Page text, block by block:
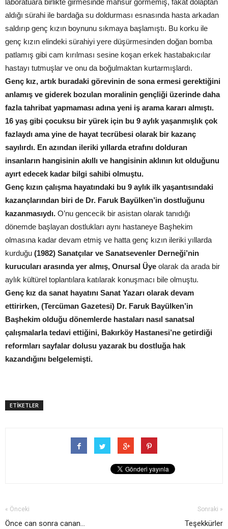
laboratuara birlikte girmesinde mahsur görmemiş, fakat dolaptan
aldığı sürahi ile bardağa su doldurması esnasında hasta arkadan
saldırıp genç kızın boynunu sıkmaya başlamıştı. Bu korku ile
genç kızın elindeki sürahiyi yere düşürmesinden doğan bomba
patlamış gibi cam kırılması sesine koşan erkek hastabakıcılar
hastayı tutmuşlar ve onu da boğulmaktan kurtarmışlardı.
Genç kız, artık buradaki görevinin de sona ermesi gerektiğini
anlamış ve giderek bozulan moralinin gençliği üzerinde daha
fazla tahribat yapmaması adına yeni iş arama kararı almıştı.
16 yaş gibi çocuksu bir yürek için bu 9 aylık yaşanmışlık çok
fazlaydı ama yine de hayat tecrübesi olarak bir kazanç
sayılırdı. En azından ileriki yıllarda etrafını dolduran
insanların hangisinin akıllı ve hangisinin aklının kıt olduğunu
ayırt edecek kadar bilgi sahibi olmuştu.
Genç kızın çalışma hayatındaki bu 9 aylık ilk yaşantısındaki
kazançlarından biri de Dr. Faruk Bayülken’in dostluğunu
kazanmasıydı. O’nu gencecik bir asistan olarak tanıdığı
dönemde başlayan dostlukları aynı hastaneye Başhekim
olmasına kadar devam etmiş ve hatta genç kızın ileriki yıllarda
kurduğu (1982) Sanatçılar ve Sanatsevenler Derneği’nin
kurucuları arasında yer almış, Onursal Üye olarak da arada bir
aylık kültürel toplantılara katılarak konuşmacı bile olmuştu.
Genç kız da sanat hayatını Sanat Yazarı olarak devam
ettirirken, (Tercüman Gazetesi) Dr. Faruk Bayülken’in
Başhekim olduğu dönemlerde hastaları nasıl sanatsal
çalışmalarla tedavi ettiğini, Bakırköy Hastanesi’ne getirdiği
reformları sayfalar dolusu yazarak bu dostluğa hak
kazandığını belgelemişti.
ETİKETLER
« Önceki
Önce can sonra canan...
Sonraki »
Teşekkürler